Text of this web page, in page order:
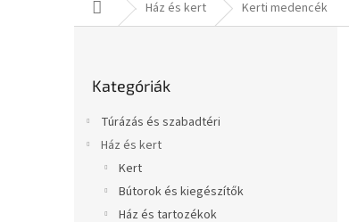
KezdőlapHáz és kert Kerti medencék
átugrása
Kategóriák
Túrázás és szabadtéri
Ház és kert
Kert
Bútorok és kiegészítők
Ház és tartozékok